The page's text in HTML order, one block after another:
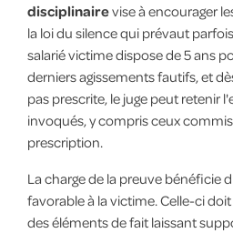
disciplinairevise à encourager
la loi du silence qui prévaut
salarié victime dispose de 5 ans
derniers agissements fautifs, et
pas prescrite, le juge peut retenir
invoqués, y compris ceux
prescription.
La charge de la preuve bénéficie
favorable à la victime. Celle-ci
des éléments de fait laissant